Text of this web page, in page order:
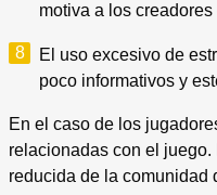
motiva a los
El uso excesivo de
poco informativos y
En el caso de los
relacionadas con el
reducida de la comunidad